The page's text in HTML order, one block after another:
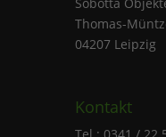
Thomas-
04207 Leipzig
Kontakt